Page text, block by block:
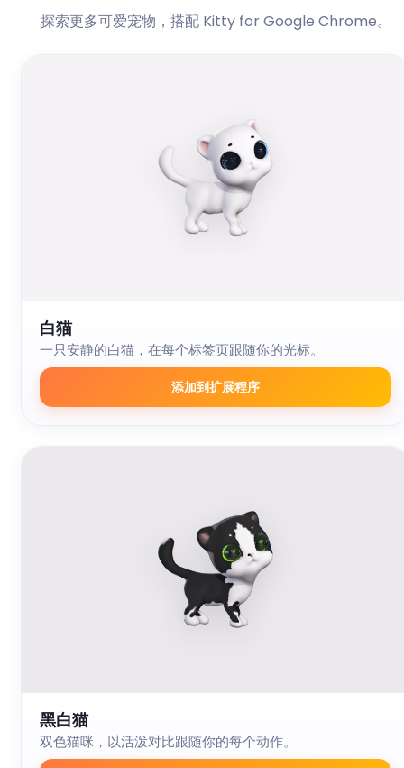
探索更多可爱宠物，搭配 Kitty for Google Chrome。
白猫
一只安静的白猫，在每个标签页跟随你的光标。
添加到扩展程序
黑白猫
双色猫咪，以活泼对比跟随你的每个动作。